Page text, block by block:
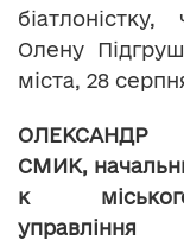
Олену
міста, 28
ОЛЕКСАНДР
СМИК,
к
управління